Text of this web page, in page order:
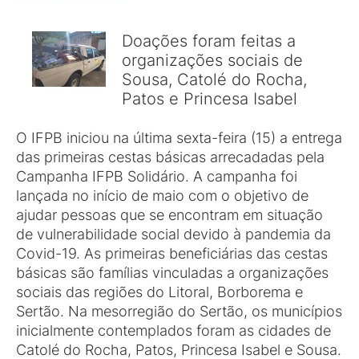
Doações foram feitas a
organizações sociais de
Sousa, Catolé do Rocha,
Patos e Princesa Isabel
O IFPB iniciou na última sexta-feira (15) a entrega
das primeiras cestas básicas arrecadadas pela
Campanha IFPB Solidário. A campanha foi
lançada no início de maio com o objetivo de
ajudar pessoas que se encontram em situação
de vulnerabilidade social devido à pandemia da
Covid-19. As primeiras beneficiárias das cestas
básicas são famílias vinculadas a organizações
sociais das regiões do Litoral, Borborema e
Sertão. Na mesorregião do Sertão, os municípios
inicialmente contemplados foram as cidades de
Catolé do Rocha, Patos, Princesa Isabel e Sousa.